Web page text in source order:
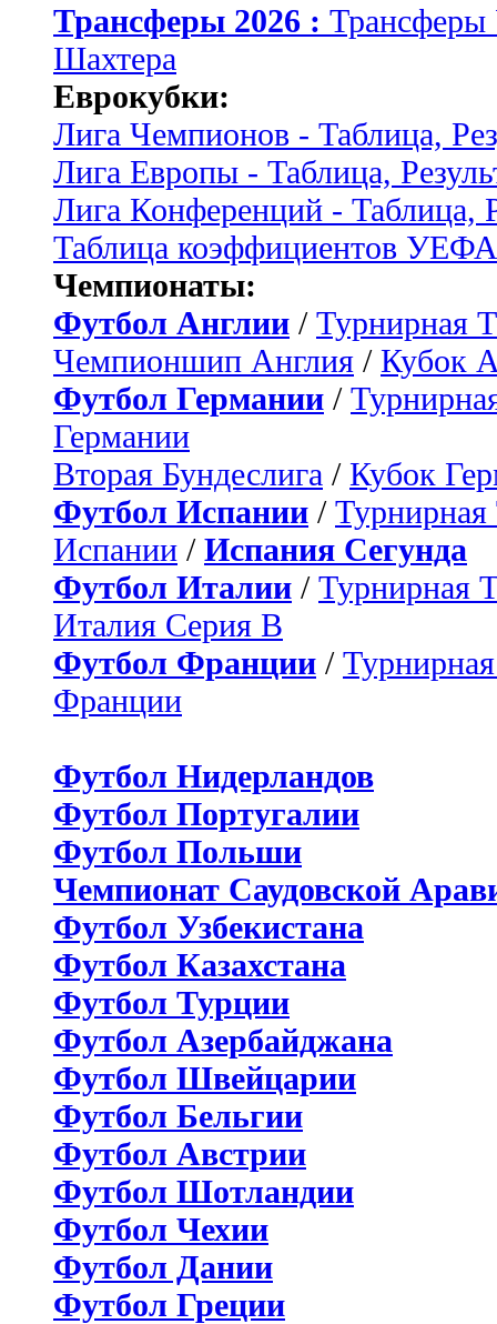
Трансферы 2026 :
Шахтера
Еврокубки:
Лига Чемпионов - Таблица,
Лига Европы - Таблица,
Лига Конференций - Таблица,
Таблица коэффициентов УЕФА
Чемпионаты:
Футбол Англии / Турнирная
Чемпионшип Англия / Кубок
Футбол Германии /
Германии
Вторая Бундеслига / Кубок
Футбол Испании / Турнирная
Испании / Испания Сегунда
Футбол Италии / Турнирная
Италия Серия B
Футбол Франции /
Франции
Футбол Нидерландов
Футбол Португалии
Футбол Польши
Чемпионат Саудовской
Футбол Узбекистана
Футбол Казахстана
Футбол Турции
Футбол Азербайджана
Футбол Швейцарии
Футбол Бельгии
Футбол Австрии
Футбол Шотландии
Футбол Чехии
Футбол Дании
Футбол Греции